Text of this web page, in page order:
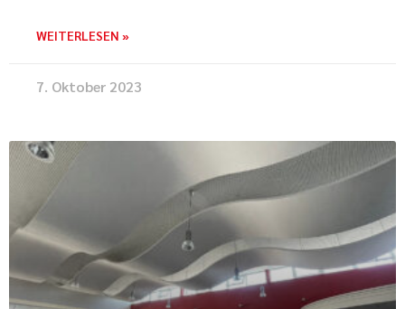
WEITERLESEN »
7. Oktober 2023